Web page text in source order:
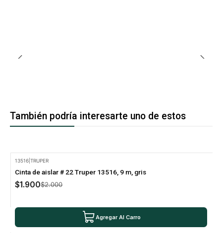
También podría interesarte uno de estos
13516 |TRUPER
Cinta de aislar # 22 Truper 13516, 9 m, gris
$1.900$2.000
Agregar Al Carro